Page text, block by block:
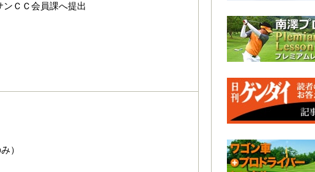
ＣＣ会員課へ提出
）